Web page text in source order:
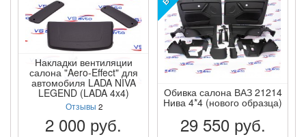
Накладки вентиляции
салона "Aero-Effect" для
автомобиля LADA NIVA
LEGEND (LADA 4x4)
Отзывы 2
2 000 руб.
Обивка салона ВАЗ 21214
Нива 4*4 (нового образца)
29 550 руб.